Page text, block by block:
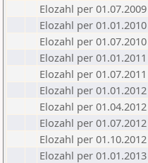
Elozahl per 01.07.2009
Elozahl per 01.01.2010
Elozahl per 01.07.2010
Elozahl per 01.01.2011
Elozahl per 01.07.2011
Elozahl per 01.01.2012
Elozahl per 01.04.2012
Elozahl per 01.07.2012
Elozahl per 01.10.2012
Elozahl per 01.01.2013